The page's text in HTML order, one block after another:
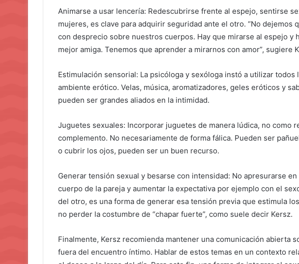
Animarse a usar lencería: Redescubrirse frente al espejo, sentirse
mujeres, es clave para adquirir seguridad ante el otro. “No dejemos
con desprecio sobre nuestros cuerpos. Hay que mirarse al espejo y
mejor amiga. Tenemos que aprender a mirarnos con amor”, sugiere
Estimulación sensorial: La psicóloga y sexóloga instó a utilizar todos
ambiente erótico. Velas, música, aromatizadores, geles eróticos y
pueden ser grandes aliados en la intimidad.
Juguetes sexuales: Incorporar juguetes de manera lúdica, no como
complemento. No necesariamente de forma fálica. Pueden ser
o cubrir los ojos, pueden ser un buen recurso.
Generar tensión sexual y besarse con intensidad: No apresurarse
cuerpo de la pareja y aumentar la expectativa por ejemplo con el
del otro, es una forma de generar esa tensión previa que estimula
no perder la costumbre de “chapar fuerte”, como suele decir Kersz.
Finalmente, Kersz recomienda mantener una comunicación abierta
fuera del encuentro íntimo. Hablar de estos temas en un contexto